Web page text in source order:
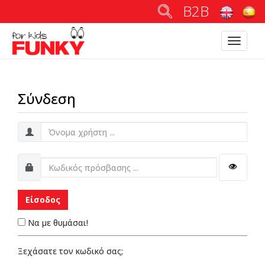
B2B
Toggle
Σύνδεση
Είσοδος
Να με θυμάσαι!
Ξεχάσατε τον κωδικό σας;